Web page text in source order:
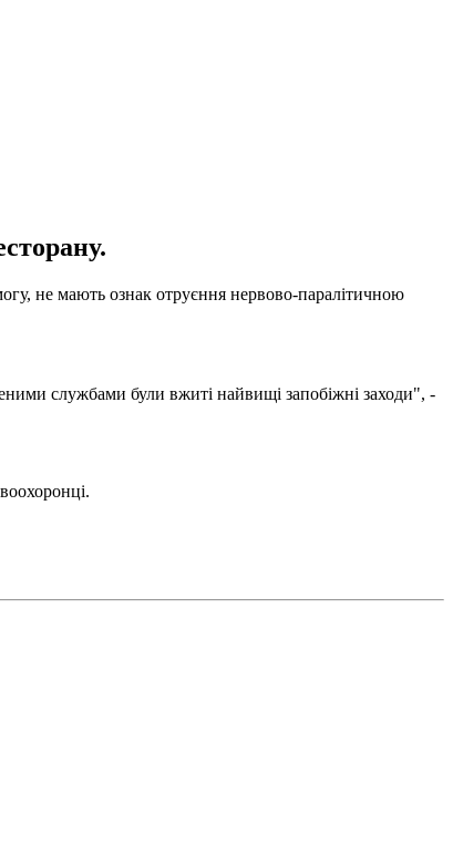
не мають ознак отруєння нервово-паралітичною
службами були вжиті найвищі запобіжні заходи", -